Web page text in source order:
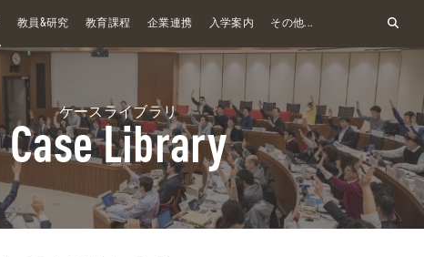
教員&研究 教育課程 企業連携 入学案内 その他...
ケースライブラリ
Case Library